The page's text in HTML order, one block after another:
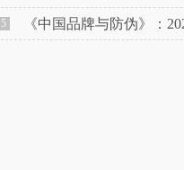
5 《中国品牌与防伪》：